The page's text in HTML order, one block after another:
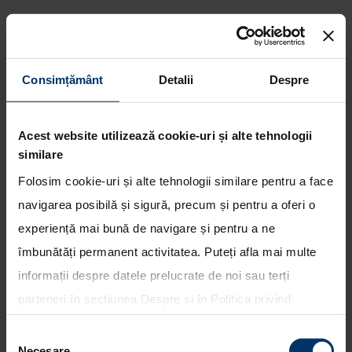
Consimțământ Detalii Despre
Acest website utilizează cookie-uri și alte tehnologii
similare
Folosim cookie-uri și alte tehnologii similare pentru a face
navigarea posibilă și sigură, precum și pentru a oferi o
experiență mai bună de navigare și pentru a ne
îmbunătăți permanent activitatea. Puteți afla mai multe
informații despre datele prelucrate de noi sau terți
parteneri în secțiunea Despre și în Politica privind
toate cookie-urile, una sau mai multe categorii sau să
Genesis G90 lansat pe piata din
Europa, in cadrul Salonului Auto
de la Geneva 2016